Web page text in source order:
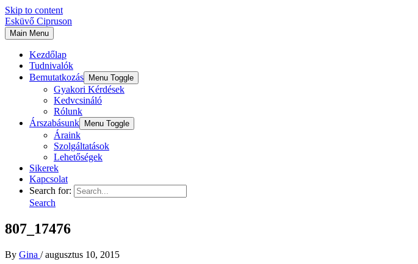
Skip to content
Esküvő Cipruson
Main Menu
Kezdőlap
Tudnivalók
Bemutatkozás
Menu Toggle
Gyakori Kérdések
Kedvcsináló
Rólunk
Árszabásunk
Menu Toggle
Áraink
Szolgáltatások
Lehetőségek
Sikerek
Kapcsolat
Search for:
Search
807_17476
By Gina /augusztus 10, 2015